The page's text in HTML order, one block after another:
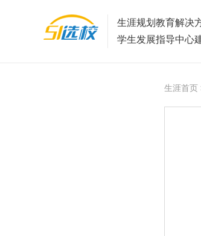
生涯规划教育解决
学生发展指导中心
生涯首页